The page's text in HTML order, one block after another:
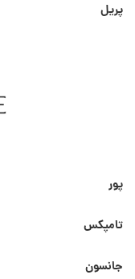
پریل
پور
تامپکس
جانسون